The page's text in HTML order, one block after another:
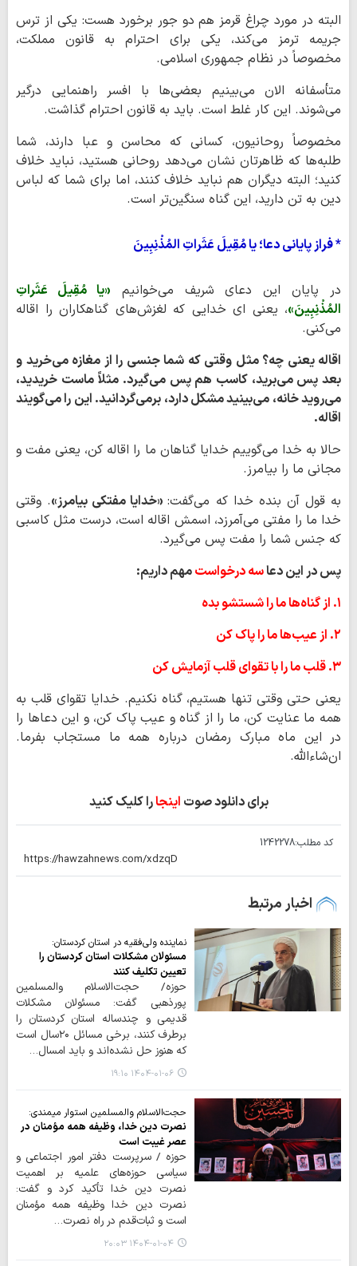
البته در مورد چراغ قرمز هم دو جور برخورد هست: یکی از ترس
جریمه ترمز می‌کند، یکی برای احترام به قانون مملکت،
مخصوصاً در نظام جمهوری اسلامی.
متأسفانه الان می‌بینیم بعضی‌ها با افسر راهنمایی درگیر
می‌شوند. این کار غلط است. باید به قانون احترام گذاشت.
مخصوصاً روحانیون، کسانی که محاسن و عبا دارند، شما
طلبه‌ها که ظاهرتان نشان می‌دهد روحانی هستید، نباید خلاف
کنید؛ البته دیگران هم نباید خلاف کنند، اما برای شما که لباس
دین به تن دارید، این گناه سنگین‌تر است.
* فراز پایانی دعا؛ یا مُقِیلَ عَثَراتِ المُذْنِبِینَ
در پایان این دعای شریف می‌خوانیم «یا مُقِیلَ عَثَراتِ
المُذْنِبِینَ»، یعنی ای خدایی که لغزش‌های گناهکاران را اقاله
می‌کنی.
اقاله یعنی چه؟ مثل وقتی که شما جنسی را از مغازه می‌خرید و
بعد پس می‌برید، کاسب هم پس می‌گیرد. مثلاً ماست خریدید،
می‌روید خانه، می‌بینید مشکل دارد، برمی‌گردانید. این را می‌گویند
اقاله.
حالا به خدا می‌گوییم خدایا گناهان ما را اقاله کن، یعنی مفت و
مجانی ما را بیامرز.
به قول آن بنده خدا که می‌گفت:«خدایا مفتکی بیامرز». وقتی
خدا ما را مفتی می‌آمرزد، اسمش اقاله است، درست مثل کاسبی
که جنس شما را مفت پس می‌گیرد.
پس در این دعاسه درخواستمهم داریم:
۱. از گناه‌ها ما را شستشو بده
۲. از عیب‌ها ما را پاک کن
۳. قلب ما را با تقوای قلب آزمایش کن
یعنی حتی وقتی تنها هستیم، گناه نکنیم. خدایا تقوای قلب به
همه ما عنایت کن، ما را از گناه و عیب پاک کن، و این دعاها را
در این ماه مبارک رمضان درباره همه ما مستجاب بفرما.
ان‌شاءالله.
برای دانلود صوت اینجارا کلیک کنید
کد مطلب:1242278
اخبار مرتبط
نماینده ولی‌فقیه در استان کردستان:
مسئولان مشکلات استان کردستان را
تعیین تکلیف کنند
حوزه/ حجت‌الاسلام والمسلمین
پورذهبی گفت: مسئولان مشکلات
قدیمی و چندساله استان کردستان را
برطرف کنند، برخی مسائل ۲۰سال است
که هنوز حل نشده‌اند و باید امسال…
۱۴۰۴-۰۱-۰۶ ۱۹:۱۰
حجت‌الاسلام والمسلمین استوار میمندی:
نصرت دین خدا، وظیفه همه مؤمنان در
عصر غیبت است
حوزه / سرپرست دفتر امور اجتماعی و
سیاسی حوزه‌های علمیه بر اهمیت
نصرت دین خدا تأکید کرد و گفت:
نصرت دین خدا وظیفه همه مؤمنان
است و ثبات‌قدم در راه نصرت…
۱۴۰۴-۰۱-۰۴ ۲۰:۰۳